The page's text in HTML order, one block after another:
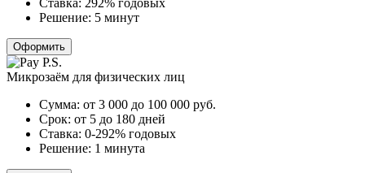
Решение: 5 минут
Оформить
Микрозаём для физических лиц
Сумма: от 3 000 до 100 000 руб.
Срок: от 5 до 180 дней
Ставка: 0-292% годовых
Решение: 1 минута